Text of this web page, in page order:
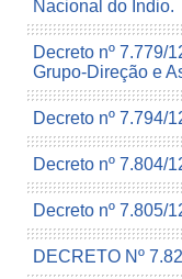
Nacional do Índio.
Decreto nº 7.779/
Grupo-Direção e
Decreto nº 7.794/
Decreto nº 7.804/
Decreto nº 7.805/
DECRETO Nº